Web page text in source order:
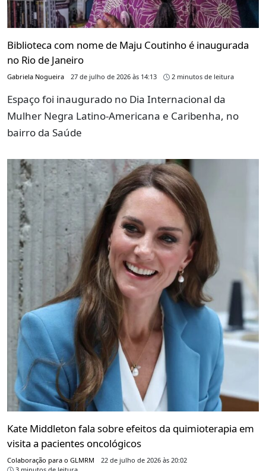
Biblioteca com nome de Maju Coutinho é inaugurada
no Rio de Janeiro
Gabriela Nogueira 27 de julho de 2026 às 14:13 2 minutos de leitura
Espaço foi inaugurado no Dia Internacional da
Mulher Negra Latino-Americana e Caribenha, no
bairro da Saúde
Kate Middleton fala sobre efeitos da quimioterapia em
visita a pacientes oncológicos
Colaboração para o GLMRM
22 de julho de 2026 às 20:02